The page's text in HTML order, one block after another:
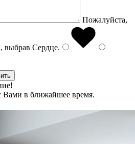
Пожалуйста,
выбрав Сердце.
Вами в ближайшее время.